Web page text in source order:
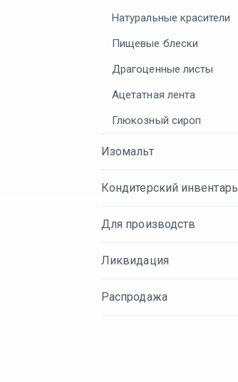
Натуральные красители
Пищевые блески
Драгоценные листы
Ацетатная лента
Глюкозный сироп
Изомальт
Кондитерский инвентарь
Для производств
Ликвидация
Распродажа